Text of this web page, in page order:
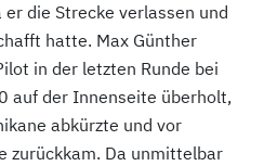
die Strecke verlassen und
hatte. Max Günther
in der letzten Runde bei
auf der Innenseite überholt,
abkürzte und vor
zurückkam. Da unmittelbar